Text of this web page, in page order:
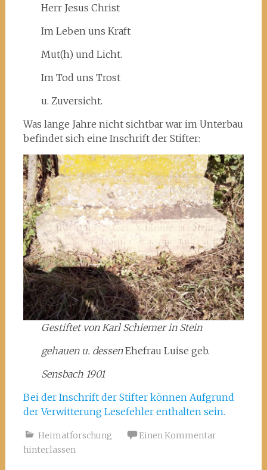
Herr Jesus Christ
Im Leben uns Kraft
Mut(h) und Licht.
Im Tod uns Trost
u. Zuversicht.
Was lange Jahre nicht sichtbar war im Unterbau
befindet sich eine Inschrift der Stifter:
Gestiftet von Karl Schiemer in Stein
gehauen u. dessenEhefrau Luise geb.
Sensbach 1901
Bei der Inschrift der Stifter können Aufgrund
der Verwitterung Lesefehler enthalten sein.
Heimatforschung
Einen Kommentar
hinterlassen